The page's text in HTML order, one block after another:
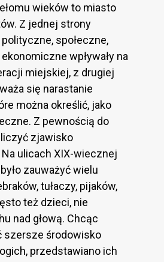
wieków to miasto
Z jednej strony
społeczne,
wpływały na
miejskiej, z drugiej
się narastanie
można określić, jako
Z pewnością do
zjawisko
ulicach XIX-wiecznej
zauważyć wielu
tułaczy, pijaków,
też dzieci, nie
nad głową. Chcąc
szersze środowisko
przedstawiano ich